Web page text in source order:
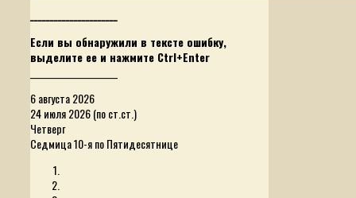
Если вы обнаружили в тексте ошибку,
выделите ее и нажмите Ctrl+Enter
6 августа 2026
24 июля 2026 (по ст.ст.)
Четверг
Седмица 10-я по Пятидесятнице